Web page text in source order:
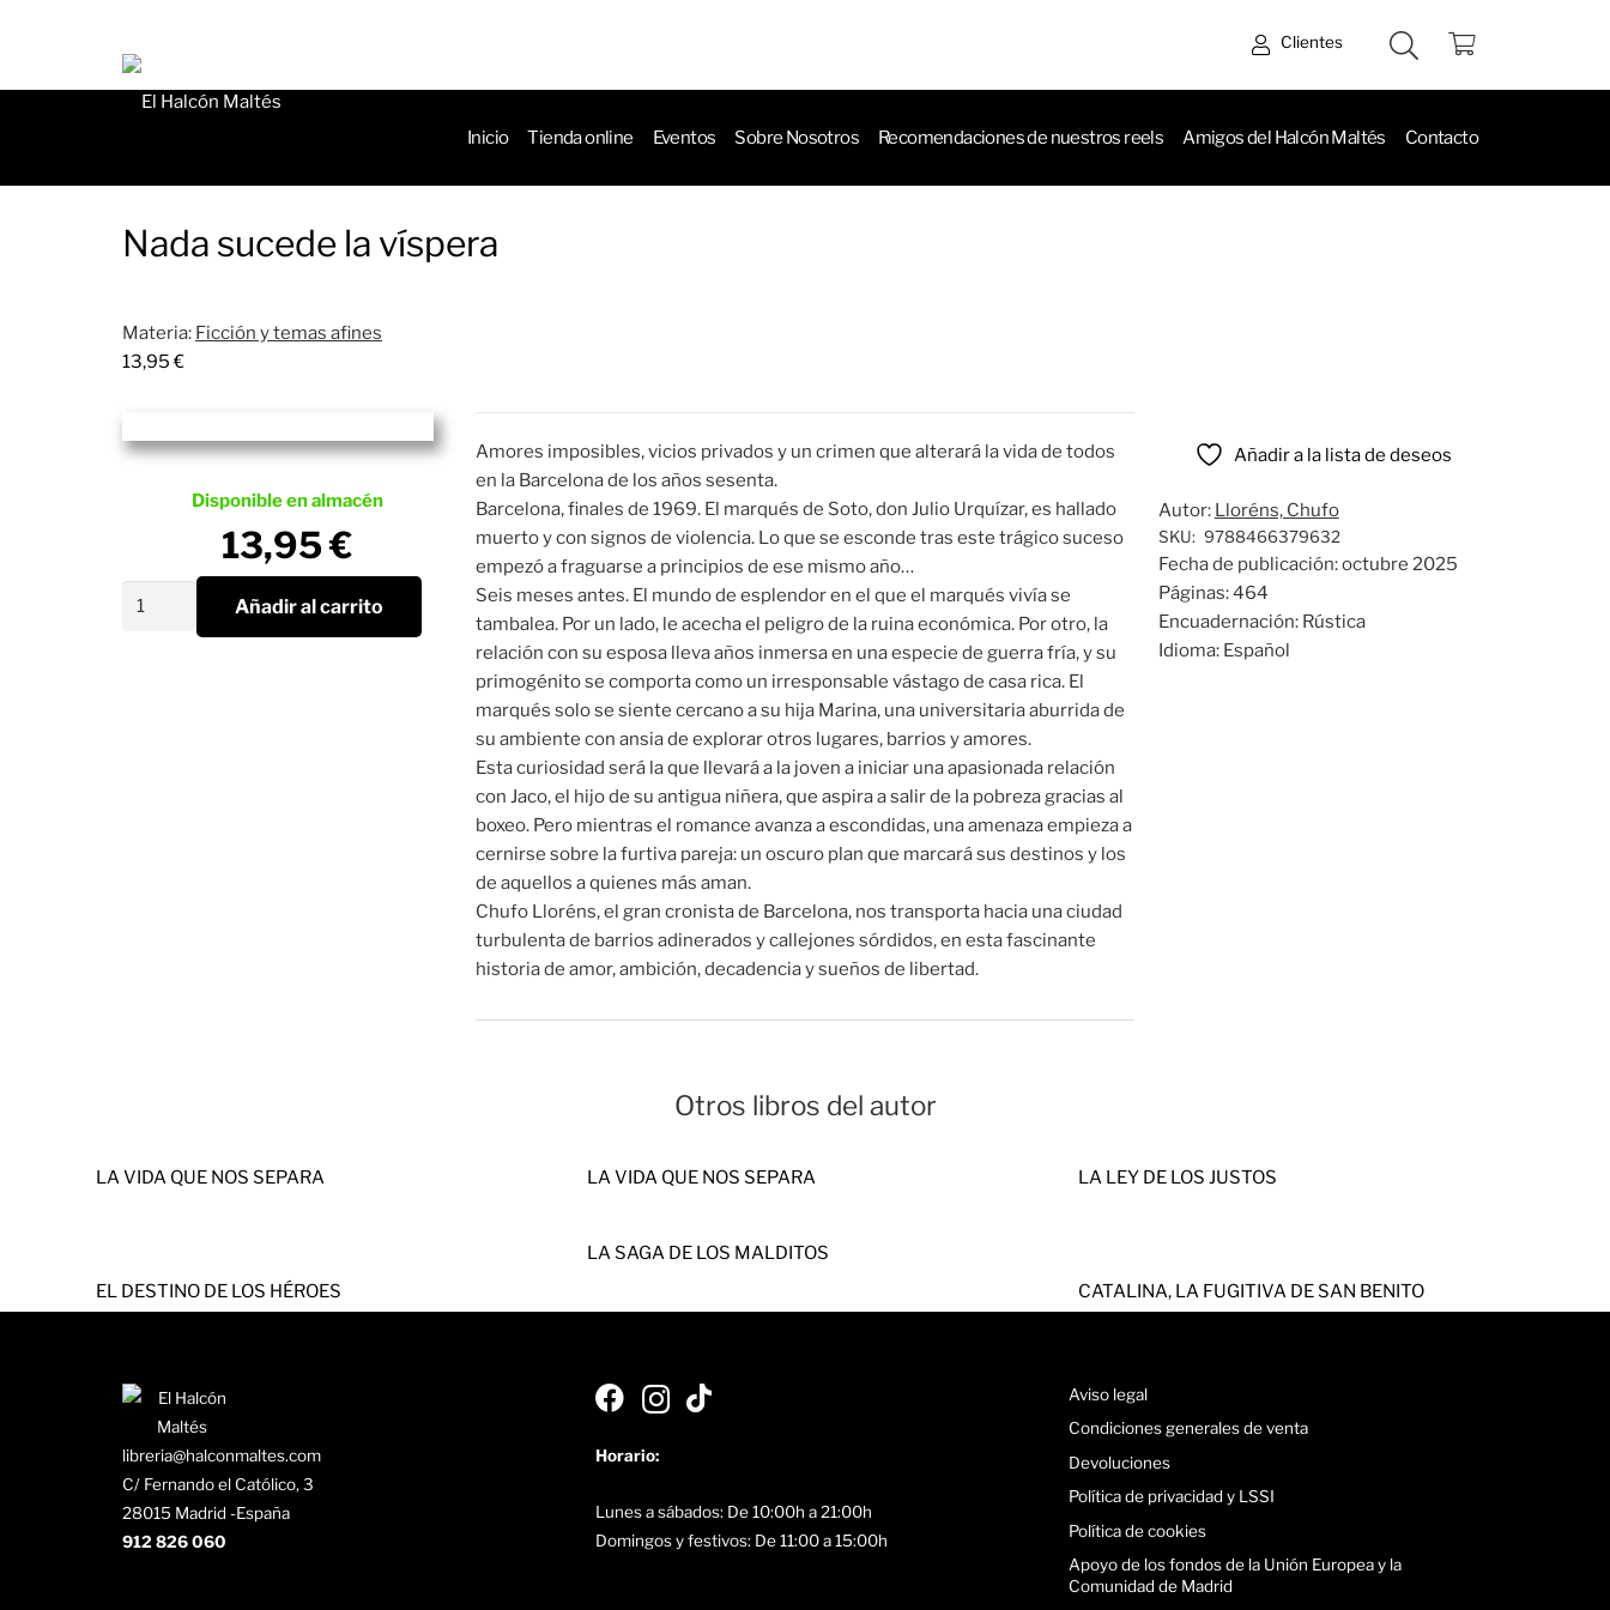
Clientes
Inicio Tienda online Eventos Sobre Nosotros Recomendaciones de nuestros reels Amigos del Halcón Maltés Contacto
Nada sucede la víspera
Materia: Ficción y temas afines
13,95€
Disponible en almacén
13,95€
Nada
Añadir al carrito
Amores imposibles, vicios privados y un crimen que alterará la vida de todos
en la Barcelona de los años sesenta.
Barcelona, finales de 1969. El marqués de Soto, don Julio Urquízar, es hallado
muerto y con signos de violencia. Lo que se esconde tras este trágico suceso
empezó a fraguarse a principios de ese mismo año…
Seis meses antes. El mundo de esplendor en el que el marqués vivía se
tambalea. Por un lado, le acecha el peligro de la ruina económica. Por otro, la
relación con su esposa lleva años inmersa en una especie de guerra fría, y su
primogénito se comporta como un irresponsable vástago de casa rica. El
marqués solo se siente cercano a su hija Marina, una universitaria aburrida de
su ambiente con ansia de explorar otros lugares, barrios y amores.
Esta curiosidad será la que llevará a la joven a iniciar una apasionada relación
con Jaco, el hijo de su antigua niñera, que aspira a salir de la pobreza gracias al
boxeo. Pero mientras el romance avanza a escondidas, una amenaza empieza a
cernirse sobre la furtiva pareja: un oscuro plan que marcará sus destinos y los
de aquellos a quienes más aman.
Chufo Lloréns, el gran cronista de Barcelona, nos transporta hacia una ciudad
turbulenta de barrios adinerados y callejones sórdidos, en esta fascinante
historia de amor, ambición, decadencia y sueños de libertad.
Añadir a la lista de deseos
Autor: Lloréns, Chufo
SKU: 9788466379632
Fecha de publicación:octubre 2025
Páginas:464
Encuadernación: Rústica
Idioma: Español
Otros libros del autor
LA VIDA QUE NOS SEPARA LA VIDA QUE NOS SEPARA LA LEY DE LOS JUSTOS
EL DESTINO DE LOS HÉROES
LA SAGA DE LOS MALDITOS
CATALINA, LA FUGITIVA DE SAN BENITO
libreria@halconmaltes.com
C/ Fernando el Católico, 3
28015 Madrid -España
912 826 060
Horario:
Lunes a sábados: De 10:00h a 21:00h
Domingos y festivos: De 11:00 a 15:00h
Aviso legal
Condiciones generales de venta
Devoluciones
Política de privacidad y LSSI
Política de cookies
Apoyo de los fondos de la Unión Europea y la
Comunidad de Madrid